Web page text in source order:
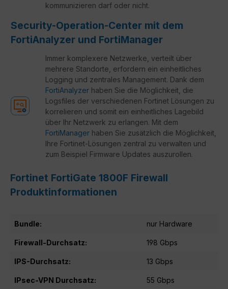
kommunizieren darf oder nicht.
Security-Operation-Center mit dem
FortiAnalyzer und FortiManager
Immer komplexere Netzwerke, verteilt über
mehrere Standorte, erfordern ein einheitliches
Logging und zentrales Management. Dank dem
FortiAnalyzer haben Sie die Möglichkeit, die
Logsfiles der verschiedenen Fortinet Lösungen zu
korrelieren und somit ein einheitliches Lagebild
über Ihr Netzwerk zu erlangen. Mit dem
FortiManager haben Sie zusätzlich die Möglichkeit,
Ihre Fortinet-Lösungen zentral zu verwalten und
zum Beispiel Firmware Updates auszurollen.
Fortinet FortiGate 1800F Firewall
Produktinformationen
Bundle: nur Hardware
Firewall-Durchsatz: 198 Gbps
IPS-Durchsatz: 13 Gbps
IPsec-VPN Durchsatz: 55 Gbps